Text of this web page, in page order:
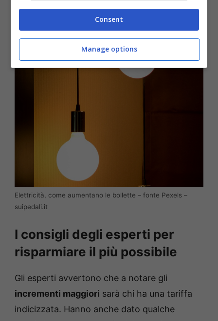
con una spesa annua che passerà da 1.744
Elettricità, come aumentano le bollette – fonte Pexels –
suipedali.it
I consigli degli esperti per
risparmiare il più possibile
Gli esperti avvertono che a notare gli
incrementi maggiori sarà chi ha una tariffa
indicizzata. Hanno anche dato qualche
Consent
Manage options